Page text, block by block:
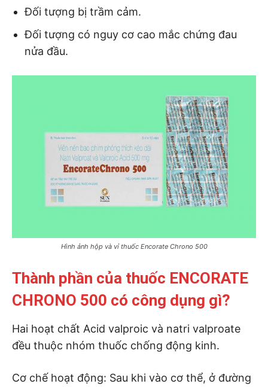
Đối tượng bị trầm cảm.
Đối tượng có nguy cơ cao mắc chứng đau
nửa đầu.
Hình ảnh hộp và vỉ thuốc Encorate Chrono 500
Thành phần của thuốc ENCORATE
CHRONO 500 có công dụng gì?
Hai hoạt chất Acid valproic và natri valproate
đều thuộc nhóm thuốc chống động kinh.
Cơ chế hoạt động: Sau khi vào cơ thể, ở đường